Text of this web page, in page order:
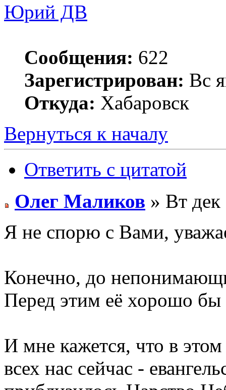
Юрий ДВ
Сообщения: 622
Зарегистрирован: Вс
Откуда: Хабаровск
Вернуться к началу
Ответить с цитатой
Олег Маликов » Вт
Я не спорю с Вами,
Конечно, до
Перед этим её хорошо бы
И мне кажется, что в
всех нас сейчас -